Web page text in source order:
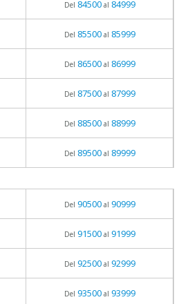
Del 84500al 84999
Del 85500al 85999
Del 86500al 86999
Del 87500al 87999
Del 88500al 88999
Del 89500al 89999
Del 90500al 90999
Del 91500al 91999
Del 92500al 92999
Del 93500al 93999